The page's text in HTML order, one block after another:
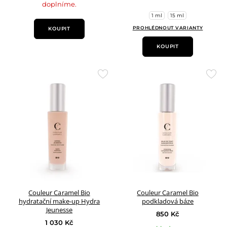
doplníme.
KOUPIT
1 ml 15 ml
PROHLÉDNOUT VARIANTY
KOUPIT
Přidat
Couleur Caramel Bio
hydratační make-up Hydra
Jeunesse
1 030 Kč
Couleur Caramel Bio
podkladová báze
850 Kč